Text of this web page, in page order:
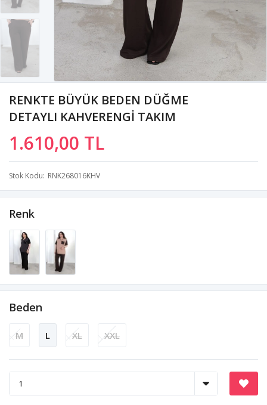
RENKTE BÜYÜK BEDEN DÜĞME
DETAYLI KAHVERENGİ TAKIM
1.610,00 TL
Stok Kodu RNK268016KHV
Renk
Beden
M L XL XXL